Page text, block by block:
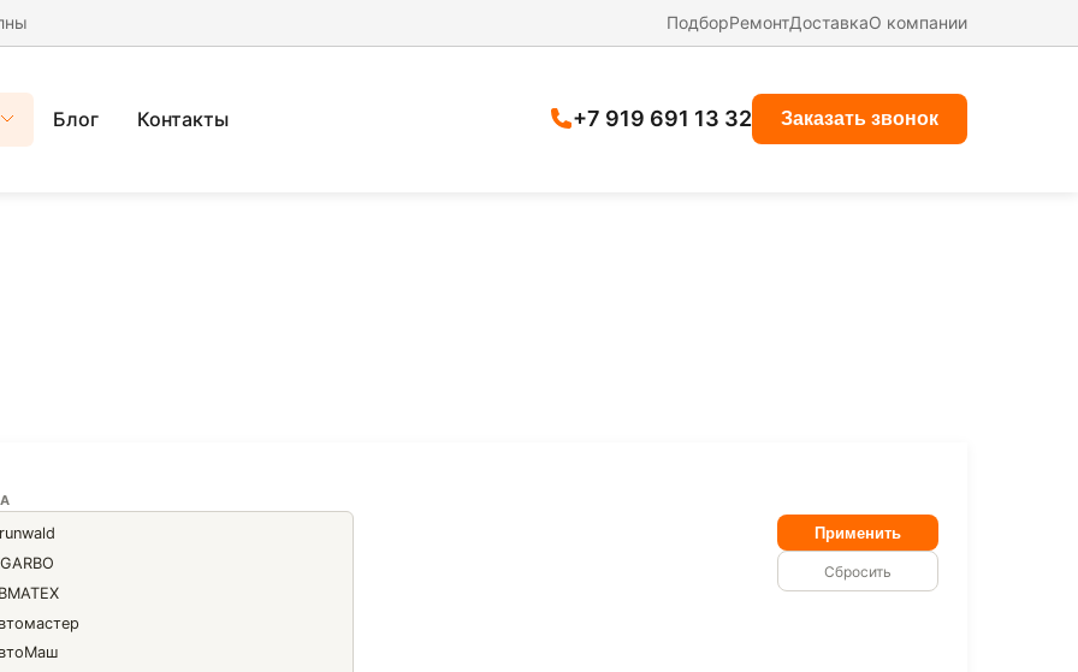
ПодборРемонтДоставкаО компании
Блог Контакты +7 919 691 13 32 Заказать звонок
Применить
Сбросить